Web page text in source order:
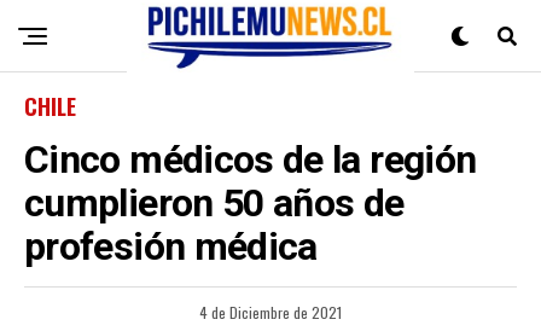
CHILE
Cinco médicos de la región
cumplieron 50 años de
profesión médica
4 de Diciembre de 2021